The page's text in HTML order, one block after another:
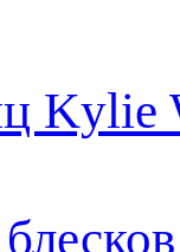
Kylie